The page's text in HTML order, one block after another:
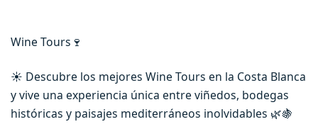
Wine Tours🍷
☀️ Descubre los mejores Wine Tours en la Costa Blanca
y vive una experiencia única entre viñedos, bodegas
históricas y paisajes mediterráneos inolvidables 🌿🍇